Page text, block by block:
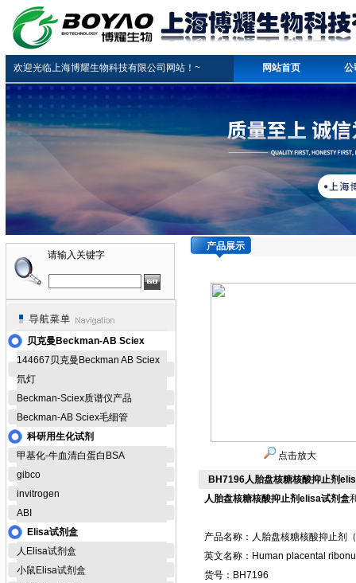
欢迎光临上海博耀生物科技有限公司网站！~ 网站首页 公
请输入关键字
贝克曼Beckman-AB Sciex
144667贝克曼Beckman AB Sciex
氘灯
Beckman-Sciex质谱仪产品
Beckman-AB Sciex毛细管
科研用生化试剂
甲基化-牛血清白蛋白BSA
gibco
invitrogen
ABI
Elisa试剂盒
人Elisa试剂盒
小鼠Elisa试剂盒
产品展示
点击放大
BH7196人胎盘核糖核酸抑止剂
人胎盘核糖核酸抑止剂elisa试剂盒
产品名称：人胎盘核糖核酸抑止剂
英文名称：Human placental
货号：BH7196